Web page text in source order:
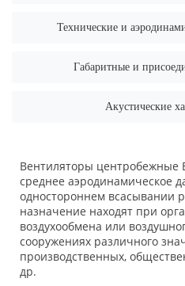
Технические и
Габаритные и
Акустические
Вентиляторы центробежные
среднее аэродинамическое
одностороннем всасывании
назначение находят при
воздухообмена или
сооружениях различного
производственных,
др.